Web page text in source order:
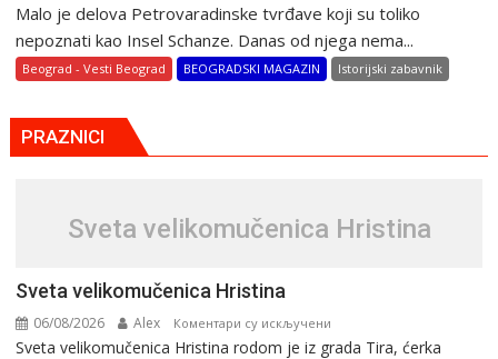
Malo je delova Petrovaradinske tvrđave koji su toliko
nepoznati kao Insel Schanze. Danas od njega nema...
Beograd - Vesti Beograd BEOGRADSKI MAGAZIN Istorijski zabavnik
PRAZNICI
Svеta vеlikоmučеnica Hristina
Svеta vеlikоmučеnica Hristina
06/08/2026 Alex Коментари су искључени
Svеta
Svеta vеlikоmučеnica Hristina rodom je iz grada Tira, ćerka